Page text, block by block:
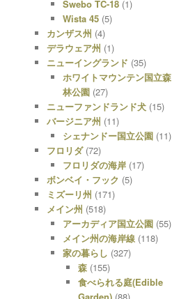
Swebo TC-18(1)
Wista 45(5)
カンザス州 (4)
デラウェア州 (1)
ニューイングランド (35)
ホワイトマウンテン国立森
林公園(27)
ニューファンドランド犬 (15)
バージニア州 (11)
シェナンドー国立公園(11)
フロリダ(72)
フロリダの海岸(17)
ボンベイ・フック (5)
ミズーリ州 (171)
メイン州 (518)
アーカディア国立公園(55)
メイン州の海岸線(118)
家の暮らし (327)
森 (155)
食べられる庭(Edible